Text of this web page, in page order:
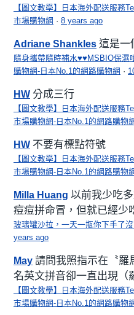
【圖文教學】日本海外配送服務
市場購物網 · 8 years ago
Adriane Shankles 這是一
隨身攜帶隨時補水♥♥MSBIO保濕
購物網-日本No.1的網路購物網 ·
HW 分成三行
【圖文教學】日本海外配送服務
市場購物網-日本No.1的網路購物
HW 不要有標點符號
【圖文教學】日本海外配送服務
市場購物網-日本No.1的網路購物
Milla Huang 以前我少吃
痘痘拼命冒，但就已經少
玻璃罐沙拉，一天一瓶你下手了
years ago
May 請問我照指示在〝羅
名英文拼音卻一直出現（
【圖文教學】日本海外配送服務
市場購物網-日本No.1的網路購物